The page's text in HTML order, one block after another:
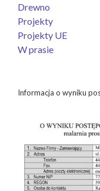
Informacja o wyniku
Drewno
Projekty
Projekty UE
W prasie